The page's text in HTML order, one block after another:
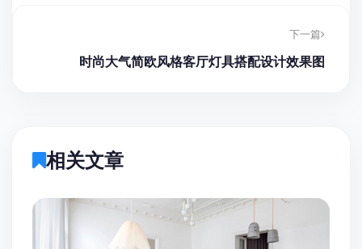
下一篇
时尚大气简欧风格客厅灯具搭配设计效果图
相关文章